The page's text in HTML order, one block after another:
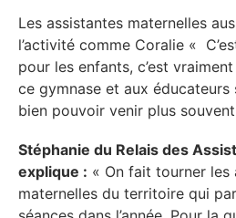
Les assistantes maternelles
l’activité comme Coralie «
pour les enfants, c’est
ce gymnase et aux
bien pouvoir venir plus
Stéphanie du Relais des
explique : « On fait tourner les
maternelles du territoire qui